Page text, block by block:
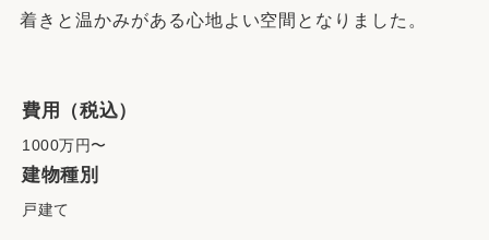
着きと温かみがある心地よい空間となりました。
費用（税込）
1000万円〜
建物種別
戸建て